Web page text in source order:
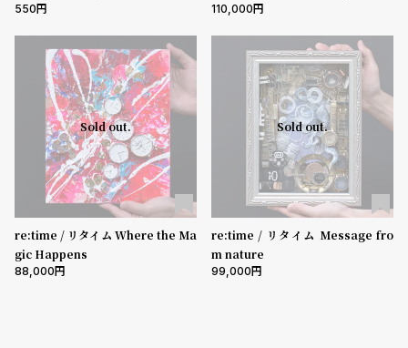
あ
い
550 110,000
Sold out.
re:time / リタイム Where the Ma
gic Happens
88,000
Sold out.
re:time / リタイム Message fro
m nature
99,000